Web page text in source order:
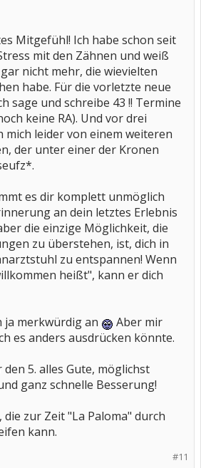
Mitgefühl! Ich habe schon seit
mit den Zähnen und weiß
nicht mehr, die wievielten
habe. Für die vorletzte neue
sage und schreibe 43 !! Termine
keine RA). Und vor drei
mich leider von einem weiteren
der unter einer der Kronen
es dir komplett unmöglich
an dein letztes Erlebnis
die einzige Möglichkeit, die
zu überstehen, ist, dich in
zu entspannen! Wenn
heißt", kann er dich
ja merkwürdig an
Aber mir
es anders ausdrücken könnte.
5. alles Gute, möglichst
ganz schnelle Besserung!
die zur Zeit "La Paloma" durch
kann.
#11